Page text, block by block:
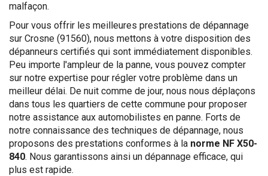
malfaçon.
Pour vous offrir les meilleures prestations de dépannage
sur Crosne (91560), nous mettons à votre disposition des
dépanneurs certifiés qui sont immédiatement disponibles.
Peu importe l'ampleur de la panne, vous pouvez compter
sur notre expertise pour régler votre problème dans un
meilleur délai. De nuit comme de jour, nous nous déplaçons
dans tous les quartiers de cette commune pour proposer
notre assistance aux automobilistes en panne. Forts de
notre connaissance des techniques de dépannage, nous
proposons des prestations conformes à la norme NF X50-
840. Nous garantissons ainsi un dépannage efficace, qui
plus est rapide.